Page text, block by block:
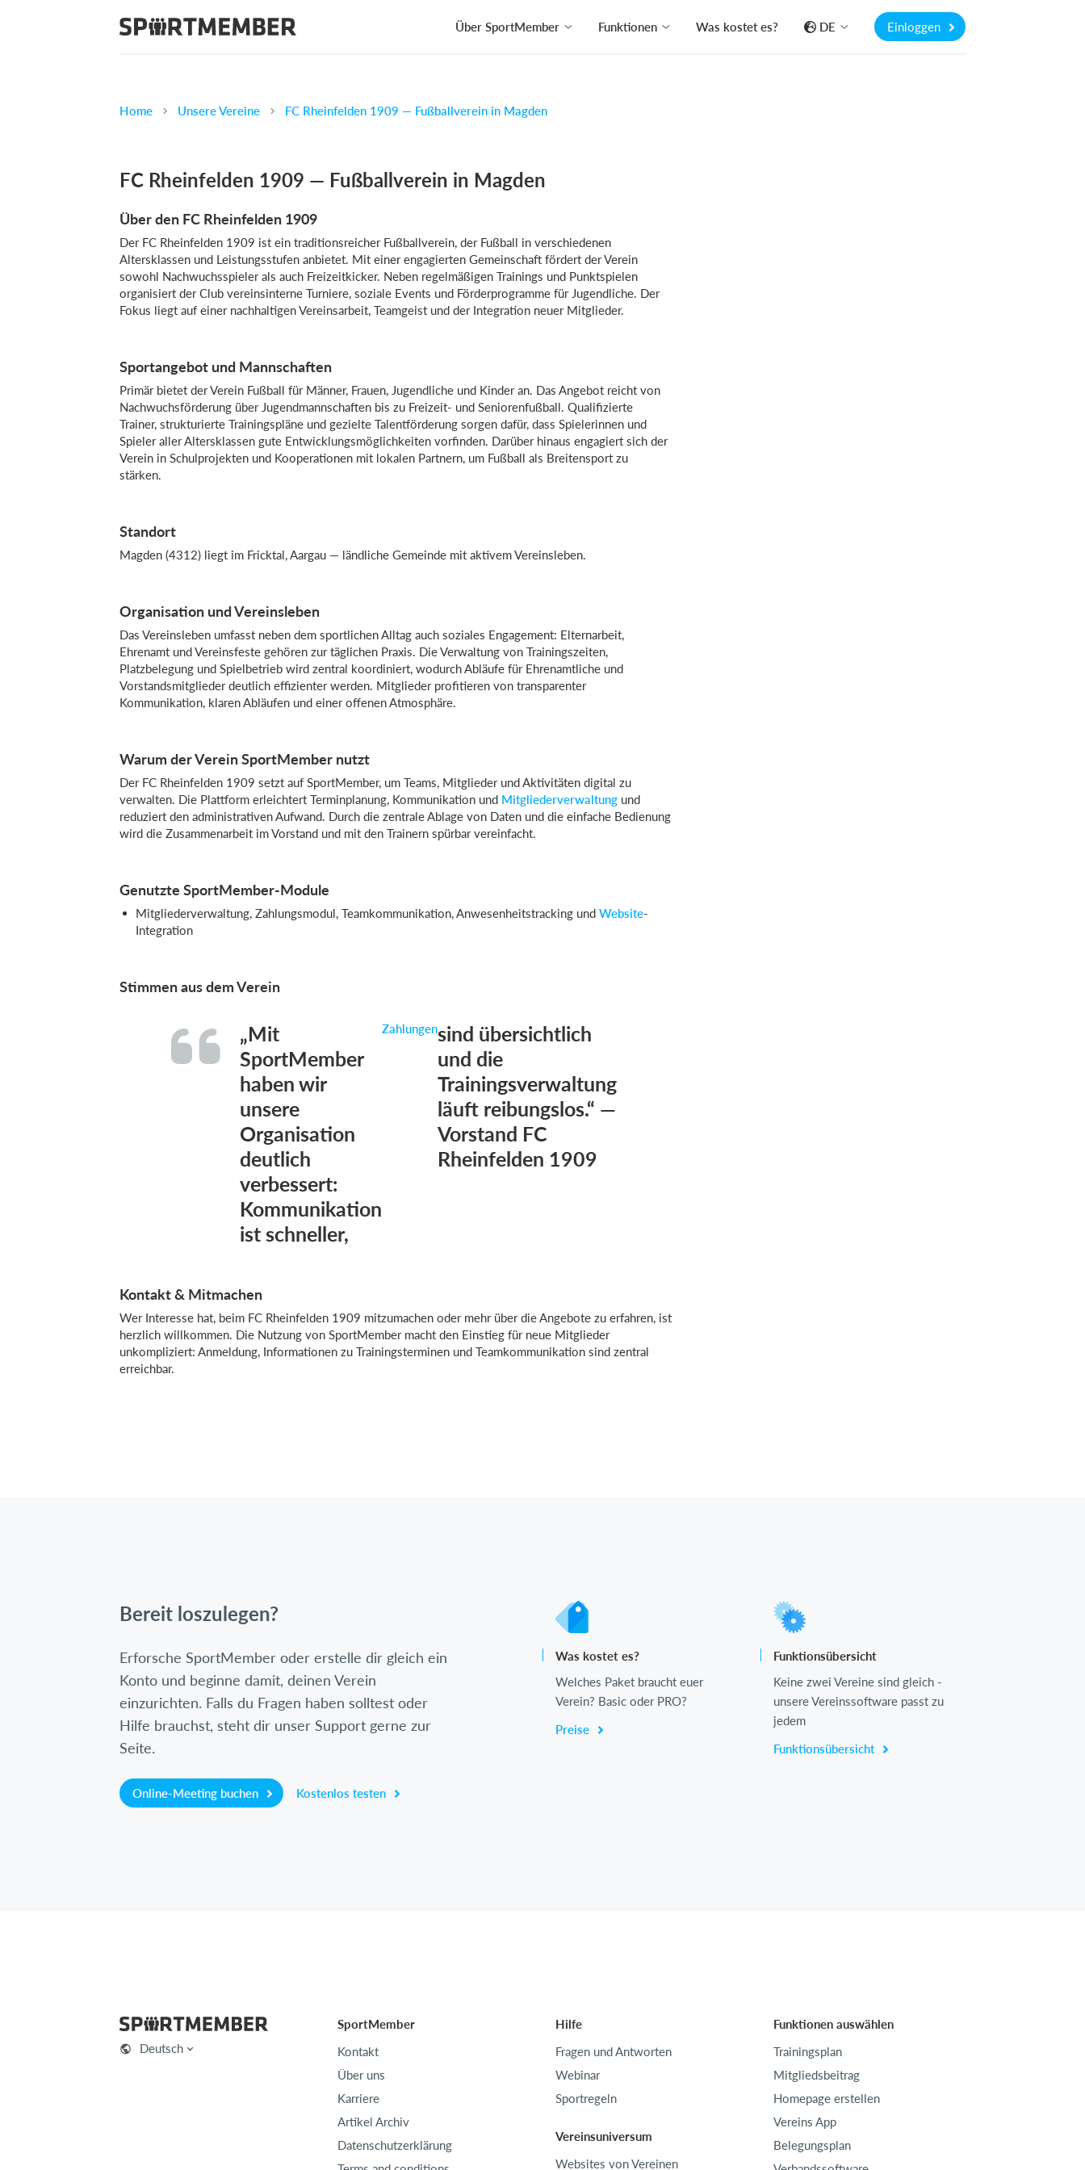
Über SportMember Funktionen Was kostet es? DE Einloggen
Home Unsere Vereine FC Rheinfelden 1909 — Fußballverein in Magden
FC Rheinfelden 1909 — Fußballverein in Magden
Über den FC Rheinfelden 1909
Der FC Rheinfelden 1909 ist ein traditionsreicher Fußballverein, der Fußball in verschiedenen
Altersklassen und Leistungsstufen anbietet. Mit einer engagierten Gemeinschaft fördert der Verein
sowohl Nachwuchsspieler als auch Freizeitkicker. Neben regelmäßigen Trainings und Punktspielen
organisiert der Club vereinsinterne Turniere, soziale Events und Förderprogramme für Jugendliche. Der
Fokus liegt auf einer nachhaltigen Vereinsarbeit, Teamgeist und der Integration neuer Mitglieder.
Sportangebot und Mannschaften
Primär bietet der Verein Fußball für Männer, Frauen, Jugendliche und Kinder an. Das Angebot reicht von
Nachwuchsförderung über Jugendmannschaften bis zu Freizeit- und Seniorenfußball. Qualifizierte
Trainer, strukturierte Trainingspläne und gezielte Talentförderung sorgen dafür, dass Spielerinnen und
Spieler aller Altersklassen gute Entwicklungsmöglichkeiten vorfinden. Darüber hinaus engagiert sich der
Verein in Schulprojekten und Kooperationen mit lokalen Partnern, um Fußball als Breitensport zu
stärken.
Standort
Magden (4312) liegt im Fricktal, Aargau — ländliche Gemeinde mit aktivem Vereinsleben.
Organisation und Vereinsleben
Das Vereinsleben umfasst neben dem sportlichen Alltag auch soziales Engagement: Elternarbeit,
Ehrenamt und Vereinsfeste gehören zur täglichen Praxis. Die Verwaltung von Trainingszeiten,
Platzbelegung und Spielbetrieb wird zentral koordiniert, wodurch Abläufe für Ehrenamtliche und
Vorstandsmitglieder deutlich effizienter werden. Mitglieder profitieren von transparenter
Kommunikation, klaren Abläufen und einer offenen Atmosphäre.
Warum der Verein SportMember nutzt
Der FC Rheinfelden 1909 setzt auf SportMember, um Teams, Mitglieder und Aktivitäten digital zu
verwalten. Die Plattform erleichtert Terminplanung, Kommunikation und Mitgliederverwaltung und
reduziert den administrativen Aufwand. Durch die zentrale Ablage von Daten und die einfache Bedienung
wird die Zusammenarbeit im Vorstand und mit den Trainern spürbar vereinfacht.
Genutzte SportMember-Module
Mitgliederverwaltung, Zahlungsmodul, Teamkommunikation, Anwesenheitstracking und Website-
Integration
Stimmen aus dem Verein
„Mit
SportMember
haben wir
unsere
Organisation
deutlich
verbessert:
Kommunikation
ist schneller,
Zahlungensind übersichtlich
und die
Trainingsverwaltung
läuft reibungslos.“ —
Vorstand FC
Rheinfelden 1909
Kontakt & Mitmachen
Wer Interesse hat, beim FC Rheinfelden 1909 mitzumachen oder mehr über die Angebote zu erfahren, ist
herzlich willkommen. Die Nutzung von SportMember macht den Einstieg für neue Mitglieder
unkompliziert: Anmeldung, Informationen zu Trainingsterminen und Teamkommunikation sind zentral
erreichbar.
Bereit loszulegen?
Erforsche SportMember oder erstelle dir gleich ein
Konto und beginne damit, deinen Verein
einzurichten. Falls du Fragen haben solltest oder
Hilfe brauchst, steht dir unser Support gerne zur
Seite.
Online-Meeting buchen Kostenlos testen
Was kostet es?
Welches Paket braucht euer
Verein? Basic oder PRO?
Preise
Funktionsübersicht
Keine zwei Vereine sind gleich -
unsere Vereinssoftware passt zu
jedem
Funktionsübersicht
Deutsch
SportMember
Kontakt
Über uns
Karriere
Artikel Archiv
Datenschutzerklärung
Hilfe
Fragen und Antworten
Webinar
Sportregeln
Vereinsuniversum
Websites von Vereinen
Funktionen auswählen
Trainingsplan
Mitgliedsbeitrag
Homepage erstellen
Vereins App
Belegungsplan